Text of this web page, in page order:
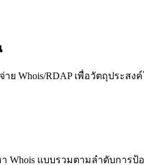
ย Whois/RDAP เพื่อวัตถุประสง
Whois แบบรวมตามลำดับการป้